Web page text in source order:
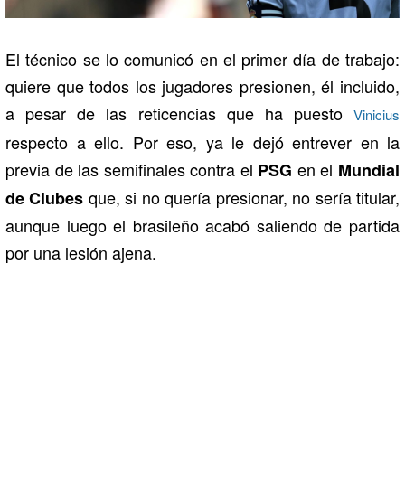
El técnico se lo comunicó en el primer día de trabajo:
quiere que todos los jugadores presionen, él incluido,
a pesar de las reticencias que ha puesto Vinicius
respecto a ello. Por eso, ya le dejó entrever en la
previa de las semifinales contra el PSG en el Mundial
de Clubes que, si no quería presionar, no sería titular,
aunque luego el brasileño acabó saliendo de partida
por una lesión ajena.